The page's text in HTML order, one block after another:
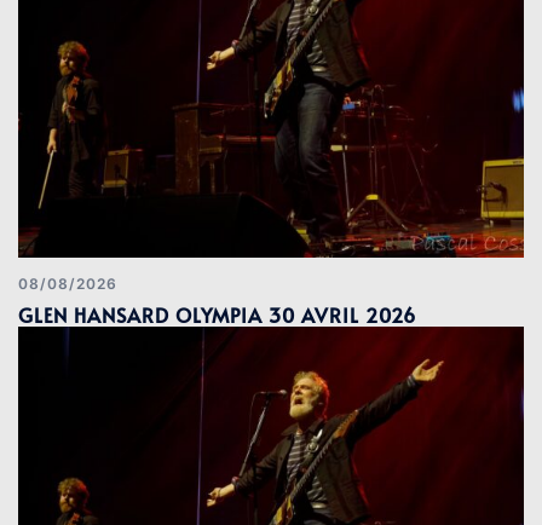
08/08/2026
GLEN HANSARD OLYMPIA 30 AVRIL 2026